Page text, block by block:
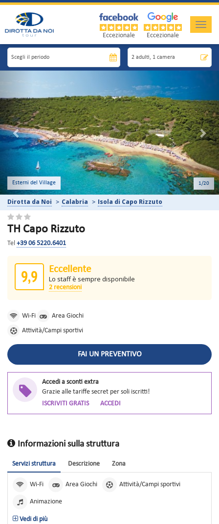
Toggle
Eccezionale Eccezionale
Camera
2/20
Dirotta da Noi Calabria Isola di Capo Rizzuto
TH Capo Rizzuto
Tel +39 06 5220.6401
9,9 Eccellente
Lo staff è sempre disponibile
2 recensioni
Wi-Fi
Area Giochi
Attività/Campi sportivi
FAI UN PREVENTIVO
Accedi a sconti extra
Grazie alle tariffe secret per soli iscritti!
ISCRIVITI GRATIS
ACCEDI
Informazioni sulla struttura
Servizi struttura Descrizione Zona
Wi-Fi Area Giochi Attività/Campi sportivi
Animazione
Vedi di più